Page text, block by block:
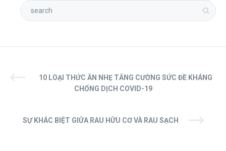
10 LOẠI THỨC ĂN NHẸ TĂNG CƯỜNG SỨC ĐỀ KHÁNG
CHỐNG DỊCH COVID-19
SỰ KHÁC BIỆT GIỮA RAU HỮU CƠ VÀ RAU SẠCH